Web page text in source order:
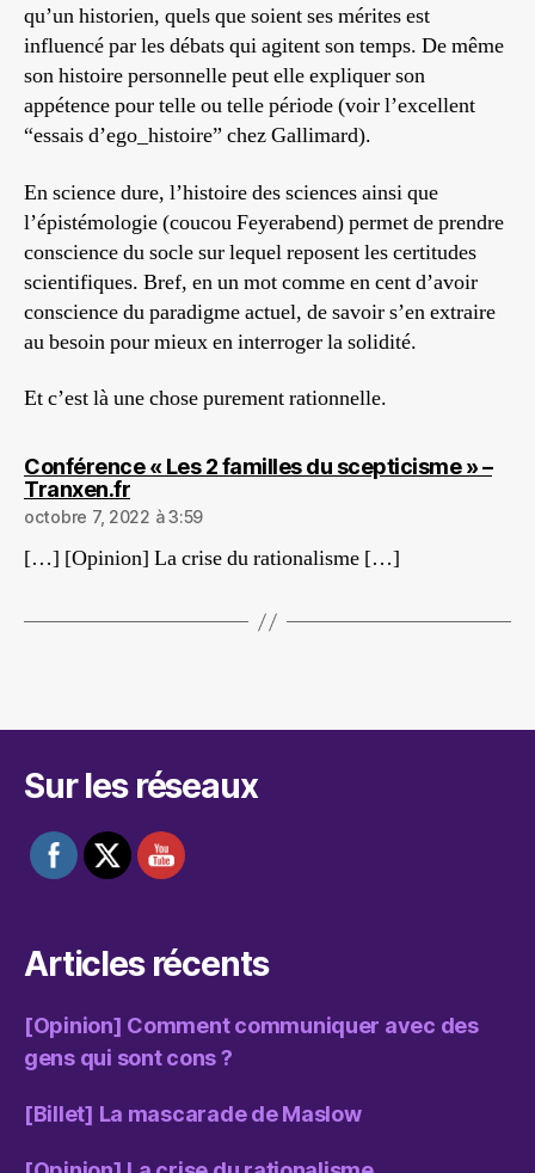
qu’un historien, quels que soient ses mérites est
influencé par les débats qui agitent son temps. De même
son histoire personnelle peut elle expliquer son
appétence pour telle ou telle période (voir l’excellent
“essais d’ego_histoire” chez Gallimard).
En science dure, l’histoire des sciences ainsi que
l’épistémologie (coucou Feyerabend) permet de prendre
conscience du socle sur lequel reposent les certitudes
scientifiques. Bref, en un mot comme en cent d’avoir
conscience du paradigme actuel, de savoir s’en extraire
au besoin pour mieux en interroger la solidité.
Et c’est là une chose purement rationnelle.
Conférence « Les 2 familles du scepticisme » –
Tranxen.frdit :
octobre 7, 2022 à 3:59
[…] [Opinion] La crise du rationalisme […]
Sur les réseaux
Articles récents
[Opinion] Comment communiquer avec des
gens qui sont cons ?
[Billet] La mascarade de Maslow